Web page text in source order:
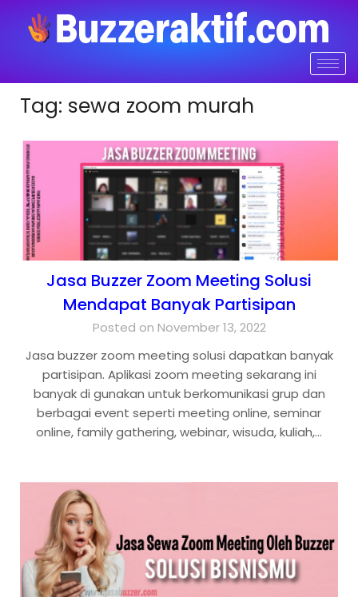
Tag: sewa zoom murah
Jasa Buzzer Zoom Meeting Solusi
Mendapat Banyak Partisipan
Posted on November 13, 2022
Jasa buzzer zoom meeting solusi dapatkan banyak
partisipan. Aplikasi zoom meeting sekarang ini
banyak di gunakan untuk berkomunikasi grup dan
berbagai event seperti meeting online, seminar
online, family gathering, webinar, wisuda, kuliah,…